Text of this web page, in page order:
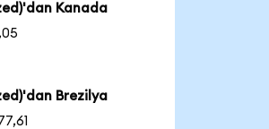
Kanada
Brezilya